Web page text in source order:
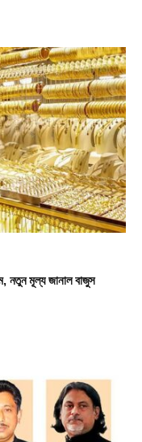
নতুন মূল্য জানাল বাজুস